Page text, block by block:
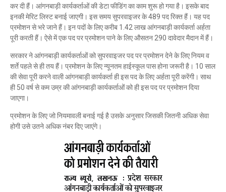
कर दी हैं। आंगनबाड़ी कार्यकर्ताओं की डेटा फीडिंग का काम शुरू हो गया है। इसके बाद
इनकी मेरिट लिस्ट बनाई जाएगी। इस समय सुपरवाइजर के 489 पद रिक्त हैं। यह पद
प्रमोशन से भरे जाने हैं। इन पदों के लिए करीब 1.42 लाख आंगनबाड़ी कार्यकर्ता अर्हता
पूरी करती हैं। ऐसे में एक पद पर प्रमोशन पाने के लिए औसतन 290 दावेदार मैदान में हैं।
सरकार ने आंगनबाड़ी कार्यकर्ताओं को सुपरवाइजर पद पर प्रमोशन देने के लिए नियम व
शर्ते पहले से ही तय हैं। प्रमोशन के लिए न्यूनतम हाईस्कूल पास होना जरूरी है। 10 साल
की सेवा पूरी करने वाली आंगनबाड़ी कार्यकर्ता ही इस पद के लिए अर्हता पूरी करेंगी। साथ
ही 50 वर्ष से कम उम्र की आंगनबाड़ी कार्यकर्ताओं को ही इस पद पर प्रमोशन दिया
जाएगा।
प्रमोशन के लिए जो नियमावली बनाई गई है उसके अनुसार जिसकी जितनी अधिक सेवा
होगी उसे उतने अधिक नंबर दिए जाएंगे।